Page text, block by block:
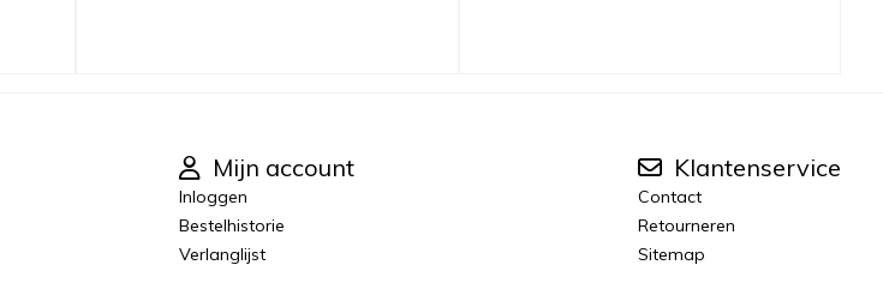
Mijn account
Inloggen
Bestelhistorie
Verlanglijst
Klantenservice
Contact
Retourneren
Sitemap